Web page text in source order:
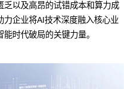
以及高昂的试错成本和算力成
企业将AI技术深度融入核心业
时代破局的关键力量。